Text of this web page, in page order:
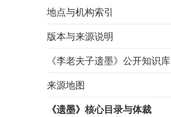
地点与机构索引
版本与来源说明
《李老夫子遗墨》公开知识库
来源地图
《遗墨》核心目录与体裁